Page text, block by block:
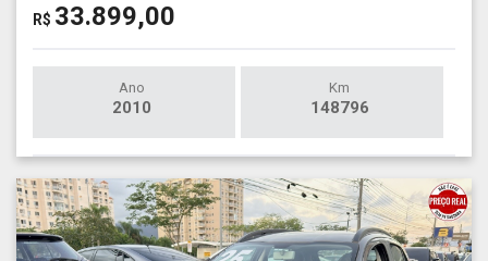
R$ 33.899,00
Ano
2010
Km
148796